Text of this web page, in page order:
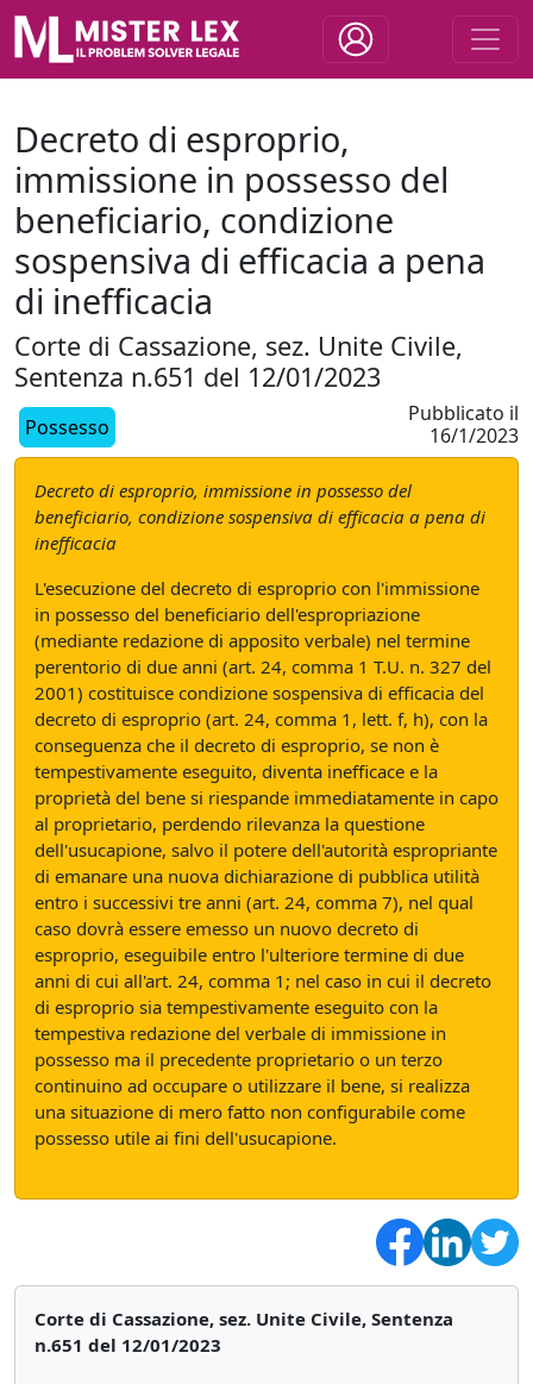
Decreto di esproprio,
immissione in possesso del
beneficiario, condizione
sospensiva di efficacia a pena
di inefficacia
Corte di Cassazione, sez. Unite Civile,
Sentenza n.651 del 12/01/2023
Possesso
Pubblicato il
16/1/2023
Decreto di esproprio, immissione in possesso del
beneficiario, condizione sospensiva di efficacia a pena di
inefficacia
L'esecuzione del decreto di esproprio con l'immissione
in possesso del beneficiario dell'espropriazione
(mediante redazione di apposito verbale) nel termine
perentorio di due anni (art. 24, comma 1 T.U. n. 327 del
2001) costituisce condizione sospensiva di efficacia del
decreto di esproprio (art. 24, comma 1, lett. f, h), con la
conseguenza che il decreto di esproprio, se non è
tempestivamente eseguito, diventa inefficace e la
proprietà del bene si riespande immediatamente in capo
al proprietario, perdendo rilevanza la questione
dell'usucapione, salvo il potere dell'autorità espropriante
di emanare una nuova dichiarazione di pubblica utilità
entro i successivi tre anni (art. 24, comma 7), nel qual
caso dovrà essere emesso un nuovo decreto di
esproprio, eseguibile entro l'ulteriore termine di due
anni di cui all'art. 24, comma 1; nel caso in cui il decreto
di esproprio sia tempestivamente eseguito con la
tempestiva redazione del verbale di immissione in
possesso ma il precedente proprietario o un terzo
continuino ad occupare o utilizzare il bene, si realizza
una situazione di mero fatto non configurabile come
possesso utile ai fini dell'usucapione.
Corte di Cassazione, sez. Unite Civile, Sentenza
n.651 del 12/01/2023